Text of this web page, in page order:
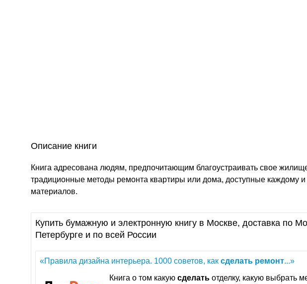
Описание книги
Книга адресована людям, предпочитающим благоустраивать свое
традиционные методы ремонта квартиры или дома, доступные каждому
материалов.
Купить бумажную и электронную книгу в Москве, доставка по
Петербурге и по всей России
«Правила дизайна интерьера. 1000 советов, как сделать ремонт...»
Книга о том какую сделать отделку, какую выбрать